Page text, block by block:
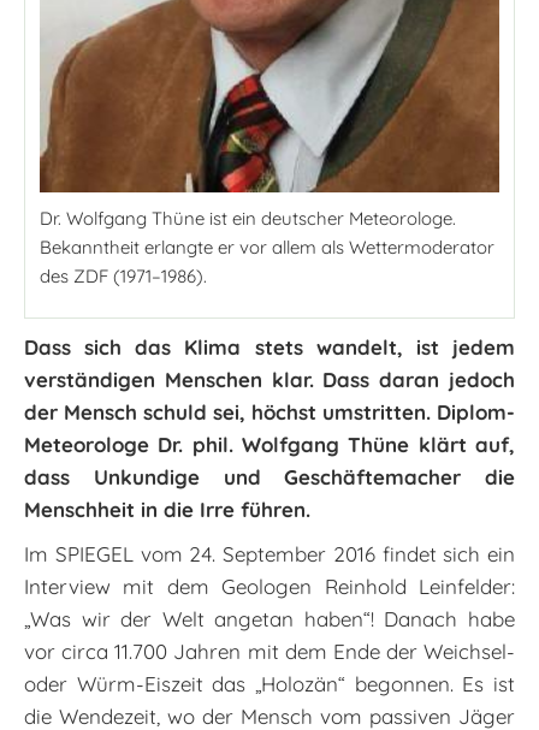
Dr. Wolfgang Thüne ist ein deutscher Meteorologe.
Bekanntheit erlangte er vor allem als Wettermoderator
des ZDF (1971–1986).
Dass sich das Klima stets wandelt, ist jedem
verständigen Menschen klar. Dass daran jedoch
der Mensch schuld sei, höchst umstritten. Diplom-
Meteorologe Dr. phil. Wolfgang Thüne klärt auf,
dass Unkundige und Geschäftemacher die
Menschheit in die Irre führen.
Im SPIEGEL vom 24. September 2016 findet sich ein
Interview mit dem Geologen Reinhold Leinfelder:
„Was wir der Welt angetan haben“! Danach habe
vor circa 11.700 Jahren mit dem Ende der Weichsel-
oder Würm-Eiszeit das „Holozän“ begonnen. Es ist
die Wendezeit, wo der Mensch vom passiven Jäger